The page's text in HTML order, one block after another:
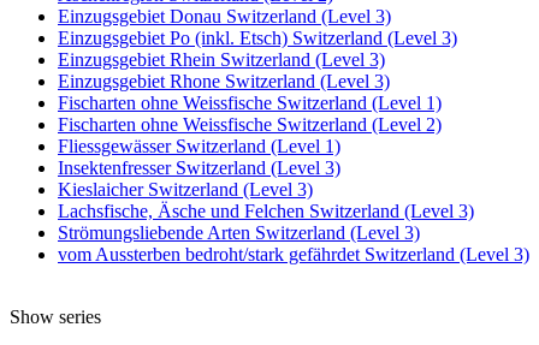
Einzugsgebiet Donau Switzerland (Level 3)
Einzugsgebiet Po (inkl. Etsch) Switzerland (Level 3)
Einzugsgebiet Rhein Switzerland (Level 3)
Einzugsgebiet Rhone Switzerland (Level 3)
Fischarten ohne Weissfische Switzerland (Level 1)
Fischarten ohne Weissfische Switzerland (Level 2)
Fliessgewässer Switzerland (Level 1)
Insektenfresser Switzerland (Level 3)
Kieslaicher Switzerland (Level 3)
Lachsfische, Äsche und Felchen Switzerland (Level 3)
Strömungsliebende Arten Switzerland (Level 3)
vom Aussterben bedroht/stark gefährdet Switzerland (Level 3)
Show series